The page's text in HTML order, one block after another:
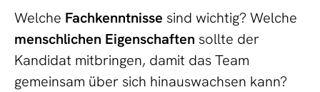
Welche Fachkenntnisse sind wichtig? Welche
menschlichen Eigenschaften sollte der
Kandidat mitbringen, damit das Team
gemeinsam über sich hinauswachsen kann?